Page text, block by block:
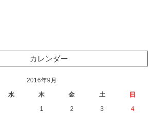
カレンダー
2016年9月
水 木 金 土
日
1
2 3
4